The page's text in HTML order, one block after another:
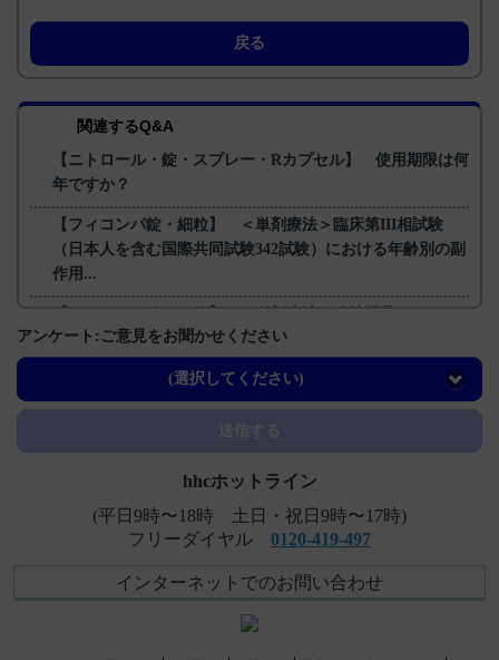
戻る
関連するQ&A
【ニトロール・錠・スプレー・Rカプセル】 使用期限は何
年ですか？
【フィコンパ錠・細粒】 ＜単剤療法＞臨床第III相試験
（日本人を含む国際共同試験342試験）における年齢別の副
作用...
とした根拠を教えてください。
【エクフィナ】 包装単位について教えてください。
アンケート:ご意見をお聞かせください
(選択してください)
hhcホットライン
(平日9時〜18時 土日・祝日9時〜17時)
フリーダイヤル 0120-419-497
インターネットでのお問い合わせ